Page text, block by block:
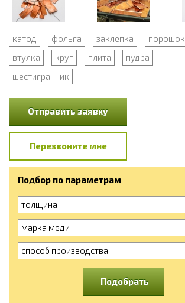
катод фольга заклепка
порошок
втулка
круг плита
пудра
шестигранник
Отправить заявку
Перезвоните мне
Подбор по параметрам
толщина
марка меди
способ производства
Подобрать